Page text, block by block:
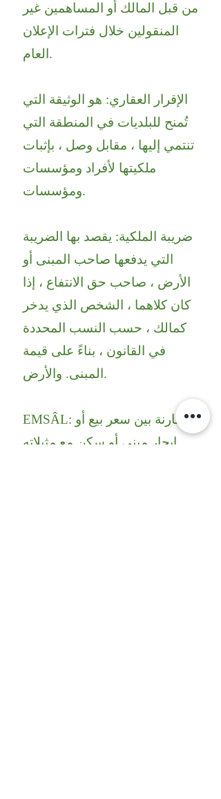
من قبل المالك أو المساهمين غير
المنقولين خلال فترات الإعلان
العام.
الإقرار العقاري: هو الوثيقة التي
تُمنح للبلديات في المنطقة التي
تنتمي إليها ، مقابل وصل ، بإثبات
ملكيتها لأفراد ومؤسسات
ومؤسسات.
ضريبة الملكية: يقصد بها الضريبة
التي يدفعها صاحب المبنى أو
الأرض ، صاحب حق الانتفاع ، إذا
كان كلاهما ، الشخص الذي يدخر
كمالك ، حسب النسب المحددة
في القانون ، بناءً على قيمة
المبنى. والأرض.
EMSÂL: مقارنة بين سعر بيع أو